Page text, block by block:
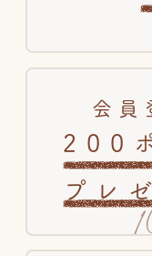
会員
200
プレ